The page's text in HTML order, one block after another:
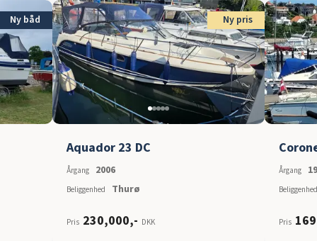
Ny båd Ny pris
Aquador 23 DC
Årgang 2006
Beliggenhed Thurø
Pris 230,000,- DKK
Årgang
Beliggenhed
Pris